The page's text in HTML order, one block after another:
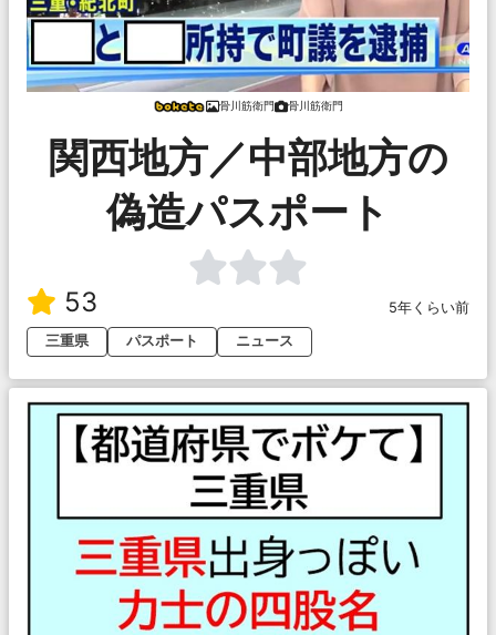
骨川筋衛門 骨川筋衛門
関西地方／中部地方の
偽造パスポート
53
5年くらい前
三重県
パスポート ニュース